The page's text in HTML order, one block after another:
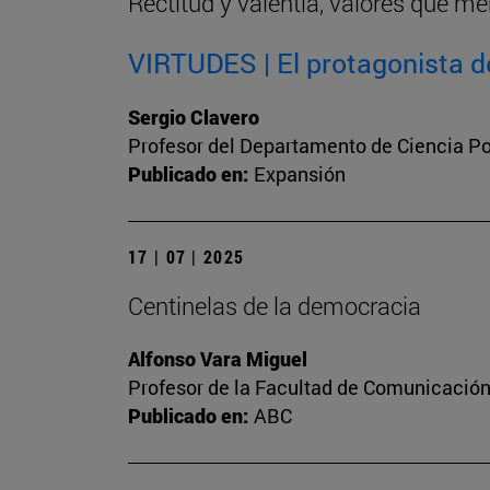
VIRTUDES | El protagonista
Sergio Clavero
Profesor del Departamento de Ciencia
Publicado en: Expansión
17 | 07 | 2025
Centinelas de la democracia
Alfonso Vara Miguel
Profesor de la Facultad de
Publicado en: ABC